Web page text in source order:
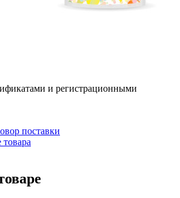
и регистрационными
поставки